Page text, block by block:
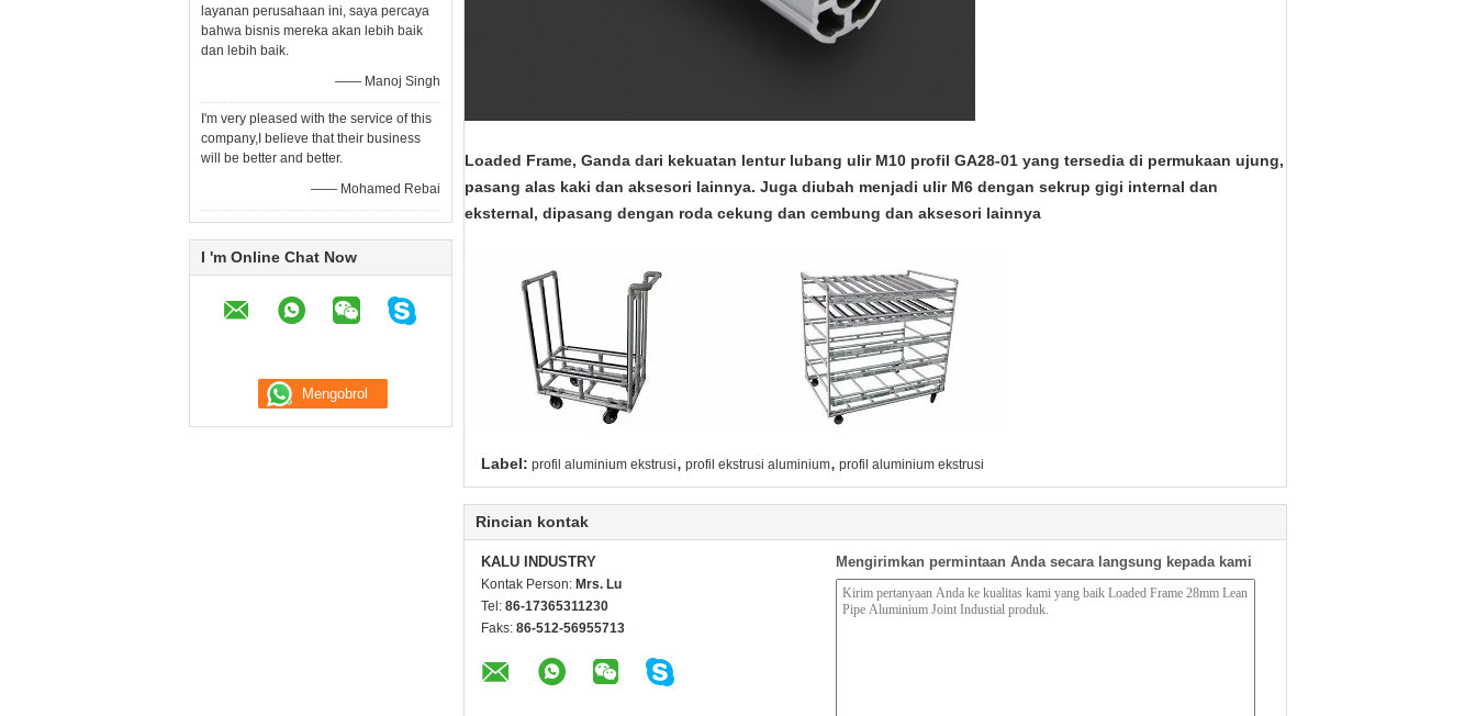
layanan perusahaan ini, saya percaya
bahwa bisnis mereka akan lebih baik
dan lebih baik.
—— Manoj Singh
I'm very pleased with the service of this
company,I believe that their business
will be better and better.
—— Mohamed Rebai
I 'm Online Chat Now
Loaded Frame, Ganda dari kekuatan lentur lubang ulir M10 profil GA28-01 yang tersedia di permukaan ujung,
pasang alas kaki dan aksesori lainnya. Juga diubah menjadi ulir M6 dengan sekrup gigi internal dan
eksternal, dipasang dengan roda cekung dan cembung dan aksesori lainnya
Label: profil aluminium ekstrusi, profil ekstrusi aluminium, profil aluminium ekstrusi
Rincian kontak
KALU INDUSTRY
Kontak Person: Mrs. Lu
Tel: 86-17365311230
Faks: 86-512-56955713
Mengirimkan permintaan Anda secara langsung kepada kami